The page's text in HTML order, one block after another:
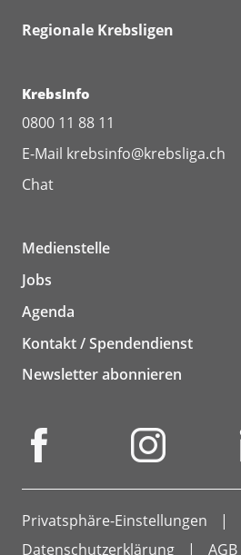
Regionale Krebsligen
KrebsInfo
0800 11 88 11
E-Mail krebsinfo@krebsliga.ch
Chat
Medienstelle
Jobs
Agenda
Kontakt / Spendendienst
Newsletter abonnieren
Privatsphäre-Einstellungen
Datenschutzerklärung
AGB